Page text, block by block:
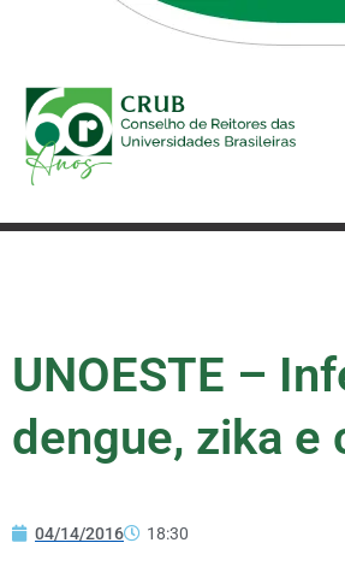
UNOESTE –
dengue, zika e
04/14/2016 18:30